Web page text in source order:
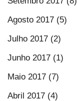
Agosto 2017 (5)
Julho 2017 (2)
Junho 2017 (1)
Maio 2017 (7)
Abril 2017 (4)